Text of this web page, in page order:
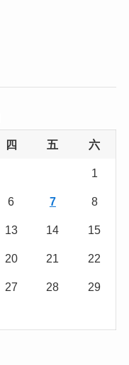
四 五 六
1
6 7 8
13 14 15
20 21 22
27 28 29